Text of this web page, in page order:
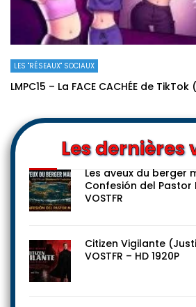
LES "RÉSEAUX" SOCIAUX
LMPC15 – La FACE CACHÉE de
Les dernières
Les aveux du berger
Confesión del Pastor
VOSTFR
Citizen Vigilante
VOSTFR – HD 1920P